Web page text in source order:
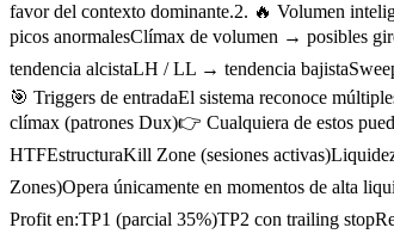
favor del contexto dominante.2. 🔥 Volumen
picos anormalesClímax de volumen → posibles
tendencia alcistaLH / LL → tendencia
🎯 Triggers de entradaEl sistema reconoce
clímax (patrones Dux)👉 Cualquiera de estos
HTFEstructuraKill Zone (sesiones
Zones)Opera únicamente en momentos de alta
Profit en:TP1 (parcial 35%)TP2 con trailing